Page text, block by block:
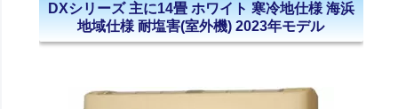
DXシリーズ 主に14畳 ホワイト 寒冷地仕様 海浜
地域仕様 耐塩害(室外機) 2023年モデル